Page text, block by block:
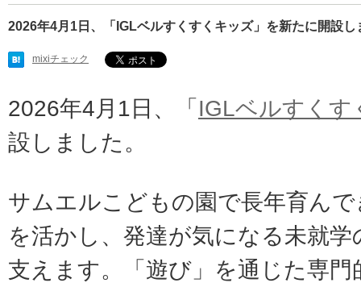
2026年4月1日、「IGLベルすくすくキッズ」を新たに開設し
mixiチェック
2026年4月1日、「 IGLベルすくす
設しました。
サムエルこどもの園で長年育ん
を活かし、発達が気になる未就
支えます。「遊び」を通じた専